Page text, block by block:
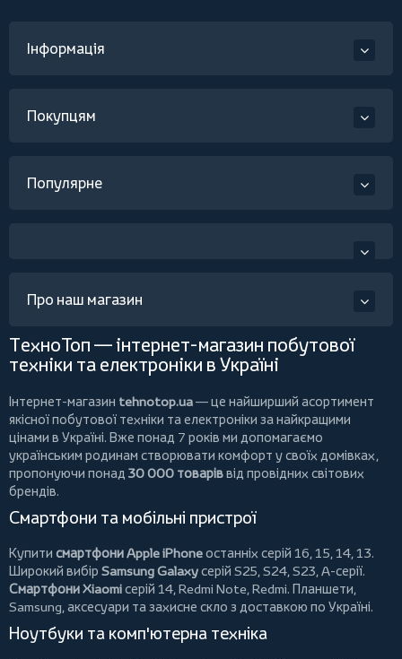
Інформація
Покупцям
Популярне
Про наш магазин
ТехноТоп — інтернет-магазин побутової
техніки та електроніки в Україні
Інтернет-магазин tehnotop.ua— це найширший асортимент
якісної побутової техніки та електроніки за найкращими
цінами в Україні. Вже понад 7 років ми допомагаємо
українським родинам створювати комфорт у своїх домівках,
пропонуючи понад 30 000 товаріввід провідних світових
брендів.
Смартфони та мобільні пристрої
Купити смартфони Apple iPhoneостанніх серій 16, 15, 14, 13.
Широкий вибір Samsung Galaxyсерій S25, S24, S23, A-серії.
Смартфони Xiaomiсерій 14, Redmi Note, Redmi. Планшети,
Samsung, аксесуари тазахисне скло з доставкою по Україні.
Ноутбуки та комп'ютерна техніка